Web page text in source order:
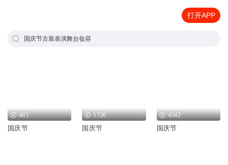
打开APP
国庆节古装表演舞台妆容
465
国庆节
1726
国庆节
4542
国庆节